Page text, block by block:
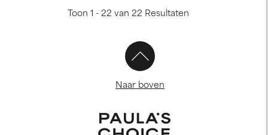
Toon 1 - 22 van 22 Resultaten
Naar boven